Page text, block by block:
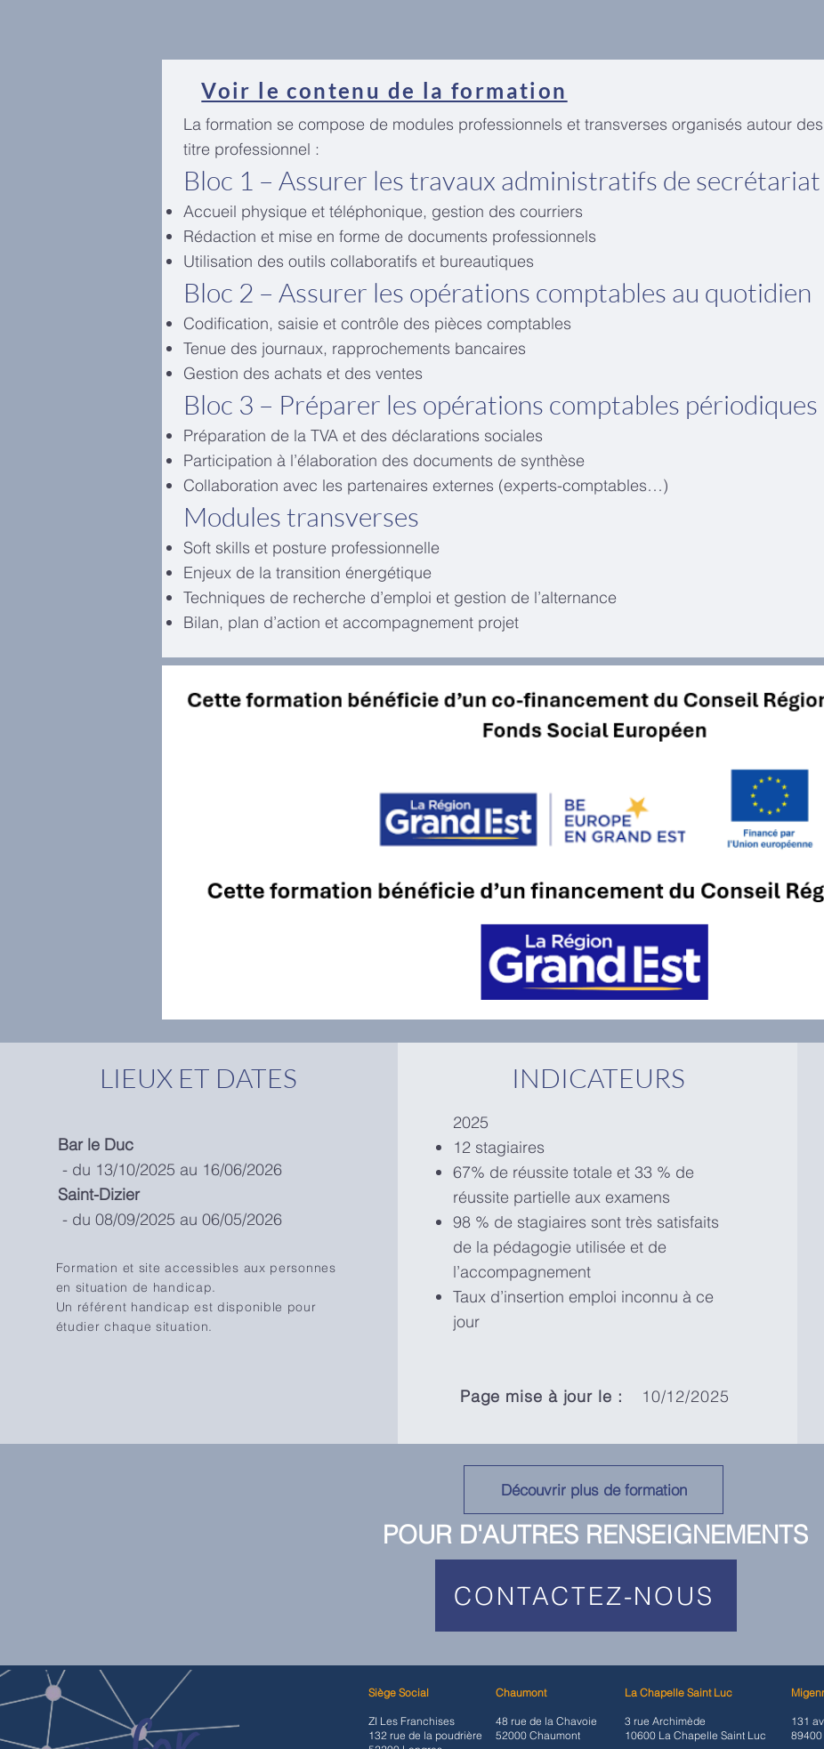
Voir le contenu de la formation
La formation se compose de modules professionnels et transverses organisés autour
titre professionnel :
Bloc 1 – Assurer les travaux administratifs de
Accueil physique et téléphonique, gestion des courriers
Rédaction et mise en forme de documents professionnels
Utilisation des outils collaboratifs et bureautiques
Bloc 2 – Assurer les opérations comptables au quotidien
Codification, saisie et contrôle des pièces comptables
Tenue des journaux, rapprochements bancaires
Gestion des achats et des ventes
Bloc 3 – Préparer les opérations comptables périodiques
Préparation de la TVA et des déclarations sociales
Participation à l’élaboration des documents de synthèse
Collaboration avec les partenaires externes (experts-comptables…)
Modules transverses
Soft skills et posture professionnelle
Enjeux de la transition énergétique
Techniques de recherche d’emploi et gestion de l’alternance
Bilan, plan d’action et accompagnement projet
LIEUX ET DATES
Bar le Duc
- du 13/10/2025 au 16/06/2026
Saint-Dizier
- du 08/09/2025 au 06/05/2026
Formation et site accessibles aux personnes
en situation de handicap.
Un référent handicap est disponible pour
étudier chaque situation.
INDICATEURS
2025
12 stagiaires
67% de réussite totale et 33 % de
réussite partielle aux examens
98 % de stagiaires sont très satisfaits
de la pédagogie utilisée et de
l’accompagnement
Taux d’insertion emploi inconnu à ce
jour
Page mise à jour le : 10/12/2025
Découvrir plus de formation
POUR D'AUTRES RENSEIGNEMENTS
CONTACTEZ-NOUS
Siège Social
ZI Les Franchises
132 rue de la poudrière
Chaumont
48 rue de la Chavoie
52000 Chaumont
La Chapelle Saint Luc
3 rue Archimède
10600 La Chapelle Saint Luc
131